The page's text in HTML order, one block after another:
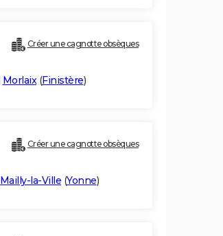
Créer une cagnotte obsèques
Morlaix(Finistère)
Créer une cagnotte obsèques
Mailly-la-Ville (Yonne)